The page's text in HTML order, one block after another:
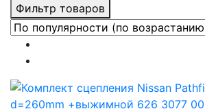
Фильтр товаров